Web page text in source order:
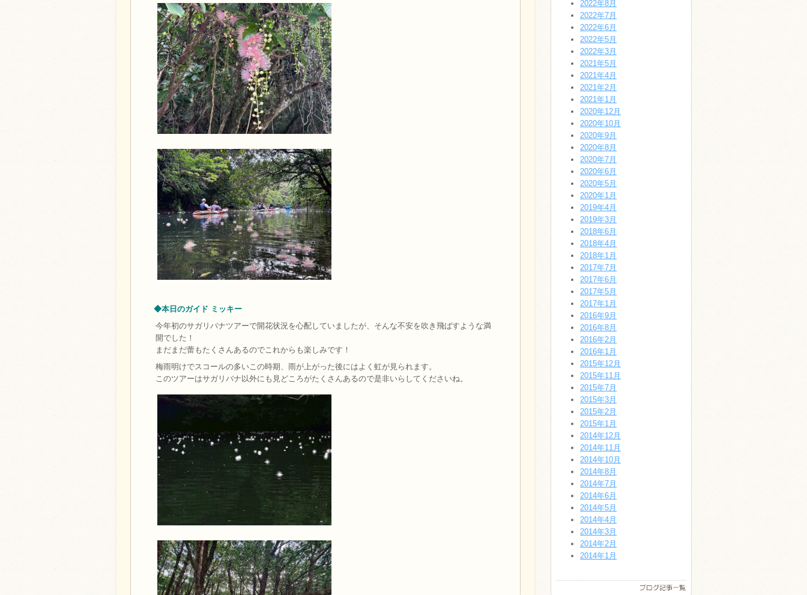
◆本日のガイド ミッキー
今年初のサガリバナツアーで開花状況を心配していましたが、そんな不安を吹き飛ばすような満
開でした！
まだまだ蕾もたくさんあるのでこれからも楽しみです！
梅雨明けでスコールの多いこの時期、雨が上がった後にはよく虹が見られます。
このツアーはサガリバナ以外にも見どころがたくさんあるので是非いらしてくださいね。
2022年8月
2022年7月
2022年6月
2022年5月
2022年3月
2021年5月
2021年4月
2021年2月
2021年1月
2020年12月
2020年10月
2020年9月
2020年8月
2020年7月
2020年6月
2020年5月
2020年1月
2019年4月
2019年3月
2018年6月
2018年4月
2018年1月
2017年7月
2017年6月
2017年5月
2017年1月
2016年9月
2016年8月
2016年2月
2016年1月
2015年12月
2015年11月
2015年7月
2015年3月
2015年2月
2015年1月
2014年12月
2014年11月
2014年10月
2014年8月
2014年7月
2014年6月
2014年5月
2014年4月
2014年3月
2014年2月
2014年1月